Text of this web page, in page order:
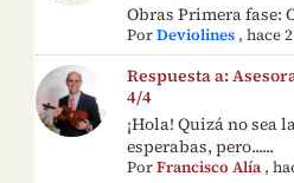
Obras Primera fase:
PorDeviolines ,hace
Respuesta a:
4/4
¡Hola! Quizá no sea
esperabas, pero......
PorFrancisco Alía ,